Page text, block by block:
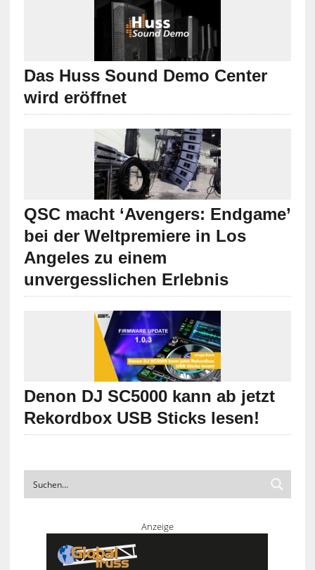
Das Huss Sound Demo Center
wird eröffnet
QSC macht ‘Avengers: Endgame’
bei der Weltpremiere in Los
Angeles zu einem
unvergesslichen Erlebnis
Denon DJ SC5000 kann ab jetzt
Rekordbox USB Sticks lesen!
Anzeige